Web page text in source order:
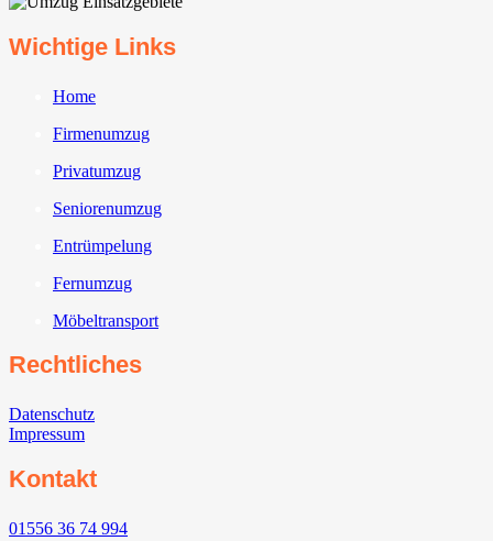
Wichtige Links
Home
Firmenumzug
Privatumzug
Seniorenumzug
Entrümpelung
Fernumzug
Möbeltransport
Rechtliches
Datenschutz
Impressum
Kontakt
01556 36 74 994